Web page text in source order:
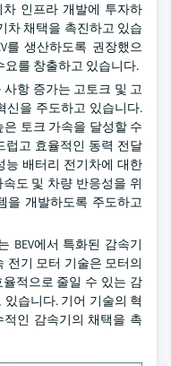
인프라 개발에 투자하
차 채택을 촉진하고 있습
를 생산하도록 권장했으
요를 창출하고 있습니다.
항 증가는 고토크 및 고
신을 주도하고 있습니다.
토크 가속을 달성할 수
럽고 효율적인 동력 전달
능 배터리 전기차에 대한
도 및 차량 반응성을 위
을 개발하도록 주도하고
BEV에서 특화된 감속기
전기 모터 기술은 모터의
적으로 줄일 수 있는 감
습니다. 기어 기술의 혁
적인 감속기의 채택을 촉